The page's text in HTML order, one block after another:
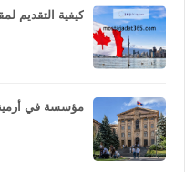
كيفية التقديم
مؤسسة في